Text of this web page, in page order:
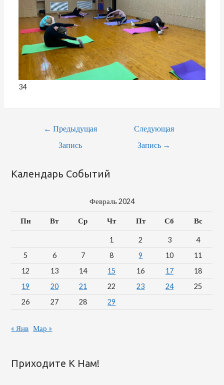
34
← Предыдущая
Запись
Следующая
Запись →
Календарь Событий
Февраль 2024
Пн Вт Ср Чт Пт Сб Вс
1 2 3
4
5
6 7 8 9 10
11
12
13 14 15 16 17
18
19
20 21 22 23 24
25
26
27 28 29
« Янв Мар »
Приходите К Нам!